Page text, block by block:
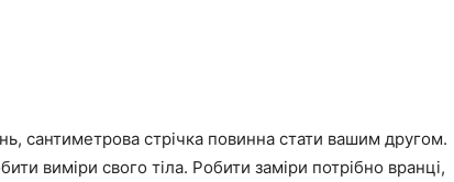
сантиметрова стрічка повинна стати вашим другом.
виміри свого тіла. Робити заміри потрібно вранці,